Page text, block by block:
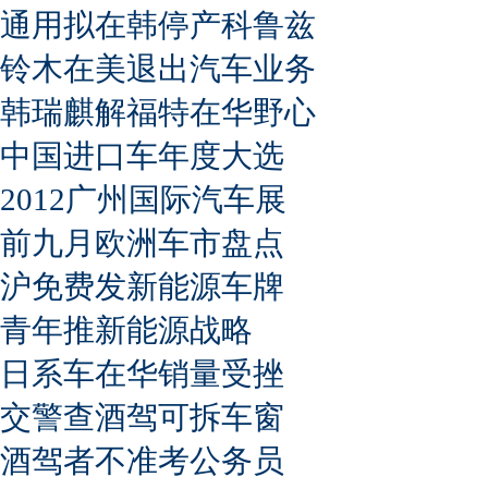
通用拟在韩停产科鲁兹
铃木在美退出汽车业务
韩瑞麒解福特在华野心
中国进口车年度大选
2012广州国际汽车展
前九月欧洲车市盘点
沪免费发新能源车牌
青年推新能源战略
日系车在华销量受挫
交警查酒驾可拆车窗
酒驾者不准考公务员